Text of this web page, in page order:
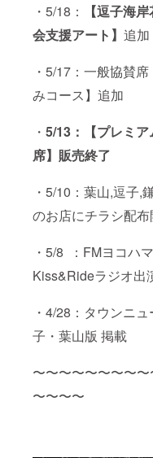
・5/18：
【逗子海
会支援アート】 追加
・5/17：一般協賛
みコース】追加
・ 5/13：
【プレミ
席】販売終了
・5/10：葉山,逗子,
のお店にチラシ配
・5/8 ：FMヨコハマ
Kiss&Rideラジオ出
・4/28：タウンニュ
子・葉山版 掲載
〜〜〜〜〜〜〜〜
〜〜〜〜